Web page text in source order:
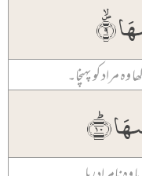
۪ۙ﴿۹﴾
مراد کو پہنچا۔